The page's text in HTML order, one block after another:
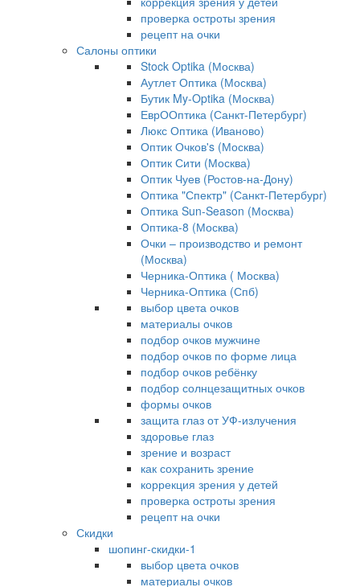
проверка остроты зрения
рецепт на очки
Салоны оптики
Stock Optika (Москва)
Аутлет Оптика (Москва)
Бутик My-Optika (Москва)
ЕврООптика (Санкт-Петербург)
Люкс Оптика (Иваново)
Оптик Очков's (Москва)
Оптик Сити (Москва)
Оптик Чуев (Ростов-на-Дону)
Оптика "Спектр" (Санкт-Петербург)
Оптика Sun-Season (Москва)
Оптика-8 (Москва)
Очки – производство и ремонт
(Москва)
Черника-Оптика ( Москва)
Черника-Оптика (Спб)
выбор цвета очков
материалы очков
подбор очков мужчине
подбор очков по форме лица
подбор очков ребёнку
подбор солнцезащитных очков
формы очков
защита глаз от УФ-излучения
здоровье глаз
зрение и возраст
как сохранить зрение
коррекция зрения у детей
проверка остроты зрения
рецепт на очки
Скидки
шопинг-скидки-1
выбор цвета очков
материалы очков